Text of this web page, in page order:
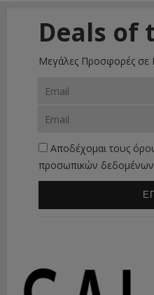
Deals of
Μεγάλες Προσφορές σε
Αποδέχομαι τους
προσωπικών δεδομένων